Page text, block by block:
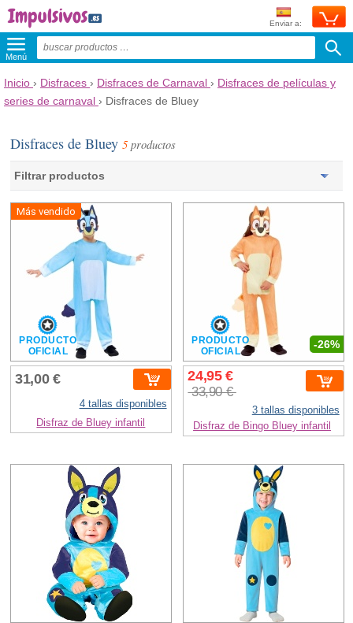
Enviar a:
Menú
Inicio › Disfraces › Disfraces de Carnaval › Disfraces de películas y
series de carnaval › Disfraces de Bluey
Disfraces de Bluey5 productos
Filtrar productos
Más vendido
PRODUCTO
OFICIAL
31,00 €
4 tallas disponibles
Disfraz de Bluey infantil
-26%
PRODUCTO
OFICIAL
24,95 €
33,90 €
3 tallas disponibles
Disfraz de Bingo Bluey infantil